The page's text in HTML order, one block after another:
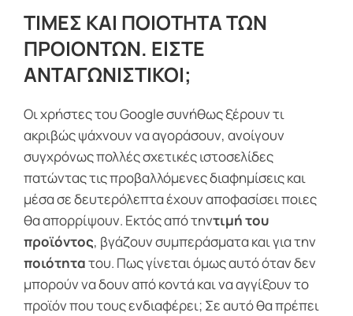
ΤΙΜΕΣ ΚΑΙ ΠΟΙΟΤΗΤΑ ΤΩΝ
ΠΡΟΙΟΝΤΩΝ. ΕΙΣΤΕ
ΑΝΤΑΓΩΝΙΣΤΙΚΟΙ;
Οι χρήστες του Google συνήθως ξέρουν τι
ακριβώς ψάχνουν να αγοράσουν, ανοίγουν
συγχρόνως πολλές σχετικές ιστοσελίδες
πατώντας τις προβαλλόμενες διαφημίσεις και
μέσα σε δευτερόλεπτα έχουν αποφασίσει ποιες
θα απορρίψουν. Εκτός από τηντιμή του
προϊόντος, βγάζουν συμπεράσματα και για την
ποιότητατου. Πως γίνεται όμως αυτό όταν δεν
μπορούν να δουν από κοντά και να αγγίξουν το
προϊόν που τους ενδιαφέρει; Σε αυτό θα πρέπει